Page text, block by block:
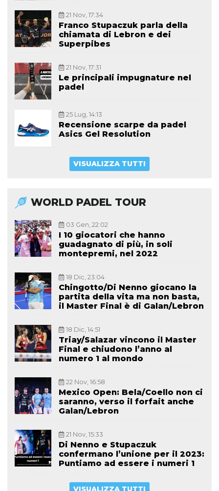
21 Nov, 17:34
Franco Stupaczuk parla della
chiamata di Lebron e dei
Superpibes
21 Nov, 17:31
Le principali impugnature nel
padel
25 Lug, 14:13
Recensione scarpe da padel
Asics Gel Resolution
VISUALIZZA TUTTI
WORLD PADEL TOUR
03 Gen, 22:02
I 10 giocatori che hanno
guadagnato di più, in soli
montepremi, nel 2022
18 Dic, 23:04
Chingotto/Di Nenno giocano la
partita della vita ma non basta,
il Master Final è di Galan/Lebron
18 Dic, 14:51
Triay/Salazar vincono il Master
Final e chiudono l’anno al
numero 1 al mondo
22 Nov, 16:58
Mexico Open: Bela/Coello non ci
saranno, verso il forfait anche
Galan/Lebron
21 Nov, 15:33
Di Nenno e Stupaczuk
confermano l’unione per il 2023:
Puntiamo ad essere i numeri 1
VISUALIZZA TUTTI